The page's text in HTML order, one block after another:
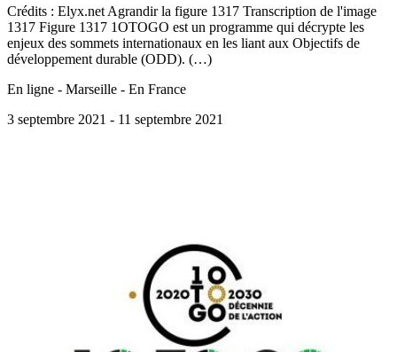
Crédits : Elyx.net Agrandir la figure 1317 Transcription de l'image
1317 Figure 1317 1OTOGO est un programme qui décrypte les
enjeux des sommets internationaux en les liant aux Objectifs de
développement durable (ODD). (…)
En ligne - Marseille - En France
3 septembre 2021 - 11 septembre 2021